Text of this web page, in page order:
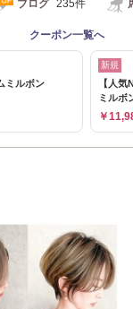
ブログ 235件
クーポン一覧へ
ミルボン
新規
【人
ミルボ
￥